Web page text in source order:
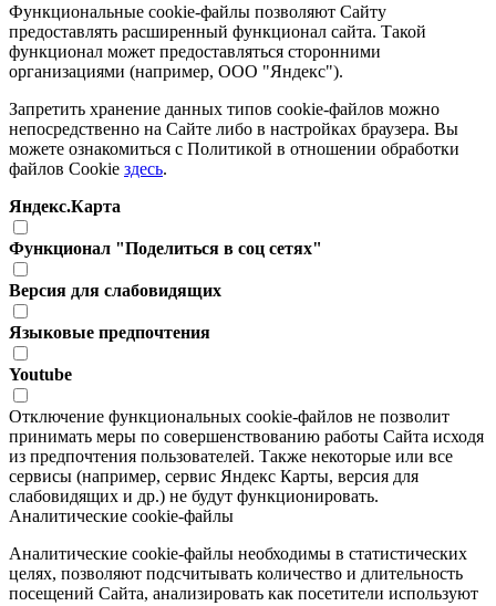
Функциональные cookie-файлы позволяют Сайту
предоставлять расширенный функционал сайта. Такой
функционал может предоставляться сторонними
организациями (например, ООО "Яндекс").
Запретить хранение данных типов cookie-файлов можно
непосредственно на Сайте либо в настройках браузера. Вы
можете ознакомиться с Политикой в отношении обработки
файлов Cookie здесь.
Яндекс.Карта
Функционал "Поделиться в соц сетях"
Версия для слабовидящих
Языковые предпочтения
Youtube
Отключение функциональных cookie-файлов не позволит
принимать меры по совершенствованию работы Сайта исходя
из предпочтения пользователей. Также некоторые или все
сервисы (например, сервис Яндекс Карты, версия для
слабовидящих и др.) не будут функционировать.
Аналитические cookie-файлы
Аналитические cookie-файлы необходимы в статистических
целях, позволяют подсчитывать количество и длительность
посещений Сайта, анализировать как посетители используют